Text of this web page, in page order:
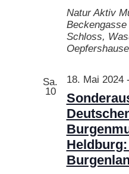
Natur Aktiv
Schloss,
Sa.
10
18. Mai 2024-